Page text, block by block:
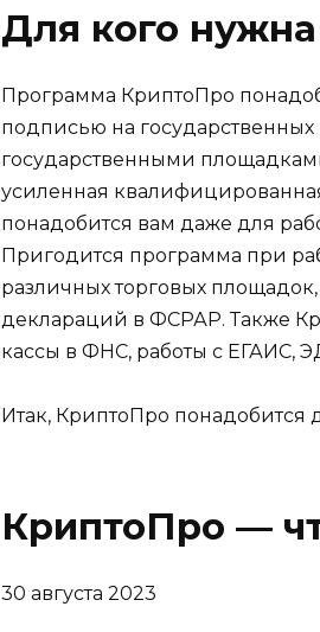
Для кого
Программа КриптоПро
подписью на государственных
государственными
усиленная
понадобится вам даже для
Пригодится программа при
различных торговых
деклараций в ФСРАР. Также
кассы в ФНС, работы с ЕГАИС,
Итак, КриптоПро понадобится
КриптоПро —
30 августа 2023